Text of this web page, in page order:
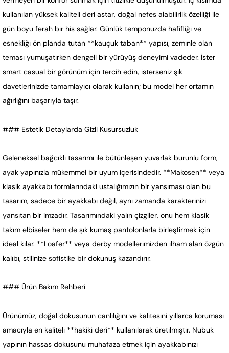
kullanılan yüksek kaliteli deri astar, doğal nefes alabilirlik özelliği ile
gün boyu ferah bir his sağlar. Günlük temponuzda hafifliği ve
esnekliği ön planda tutan **kauçuk taban** yapısı, zeminle olan
teması yumuşatırken dengeli bir yürüyüş deneyimi vadeder. İster
smart casual bir görünüm için tercih edin, isterseniz şık
davetlerinizde tamamlayıcı olarak kullanın; bu model her ortamın
ağırlığını başarıyla taşır.
### Estetik Detaylarda Gizli Kusursuzluk
Geleneksel bağcıklı tasarımı ile bütünleşen yuvarlak burunlu form,
ayak yapınızla mükemmel bir uyum içerisindedir. **Makosen** veya
klasik ayakkabı formlarındaki ustalığımızın bir yansıması olan bu
tasarım, sadece bir ayakkabı değil, aynı zamanda karakterinizi
yansıtan bir imzadır. Tasarımındaki yalın çizgiler, onu hem klasik
takım elbiseler hem de şık kumaş pantolonlarla birleştirmek için
ideal kılar. **Loafer** veya derby modellerimizden ilham alan özgün
kalıbı, stilinize sofistike bir dokunuş kazandırır.
### Ürün Bakım Rehberi
Ürünümüz, doğal dokusunun canlılığını ve kalitesini yıllarca koruması
amacıyla en kaliteli **hakiki deri** kullanılarak üretilmiştir. Nubuk
yapının hassas dokusunu muhafaza etmek için ayakkabınızı